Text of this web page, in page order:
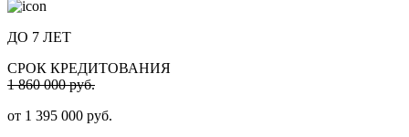
ДО 7 ЛЕТ
СРОК КРЕДИТОВАНИЯ
1 860 000 руб.
от 1 395 000 руб.